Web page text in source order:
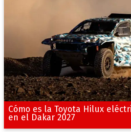
Cómo es la Toyota Hilux
en el Dakar 2027